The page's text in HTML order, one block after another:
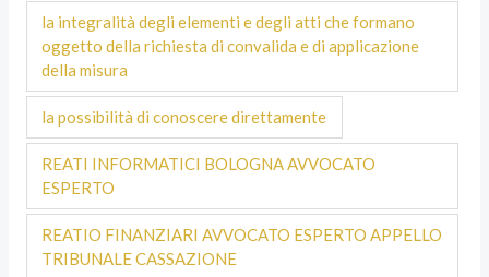
la integralità degli elementi e degli atti che formano
oggetto della richiesta di convalida e di applicazione
della misura
la possibilità di conoscere direttamente
REATI INFORMATICI BOLOGNA AVVOCATO
ESPERTO
REATIO FINANZIARI AVVOCATO ESPERTO APPELLO
TRIBUNALE CASSAZIONE